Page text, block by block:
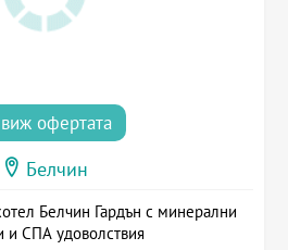
виж офертата
Белчин
Белчин Гардън с минерални
и СПА удоволствия